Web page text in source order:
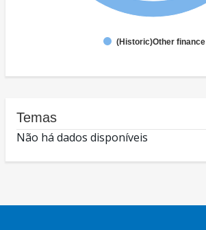
(Historic)Other finance
Temas
Não há dados disponíveis